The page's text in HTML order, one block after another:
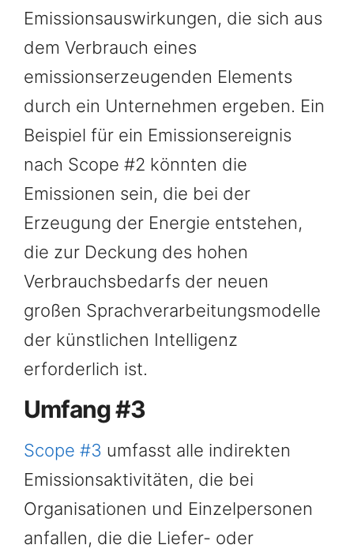
Emissionsauswirkungen, die sich aus
dem Verbrauch eines
emissionserzeugenden Elements
durch ein Unternehmen ergeben. Ein
Beispiel für ein Emissionsereignis
nach Scope #2 könnten die
Emissionen sein, die bei der
Erzeugung der Energie entstehen,
die zur Deckung des hohen
Verbrauchsbedarfs der neuen
großen Sprachverarbeitungsmodelle
der künstlichen Intelligenz
erforderlich ist.
Umfang #3
Scope #3 umfasst alle indirekten
Emissionsaktivitäten, die bei
Organisationen und Einzelpersonen
anfallen, die die Liefer- oder